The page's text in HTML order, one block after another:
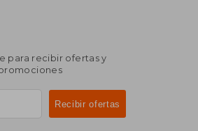
para recibir ofertas y